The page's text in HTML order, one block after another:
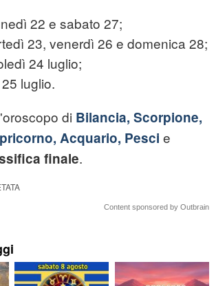
22 e sabato 27;
23, venerdì 26 e domenica 28;
24 luglio;
luglio.
di Bilancia, Scorpione,
Acquario, Pesci e
finale.
Content sponsored by Outbrain